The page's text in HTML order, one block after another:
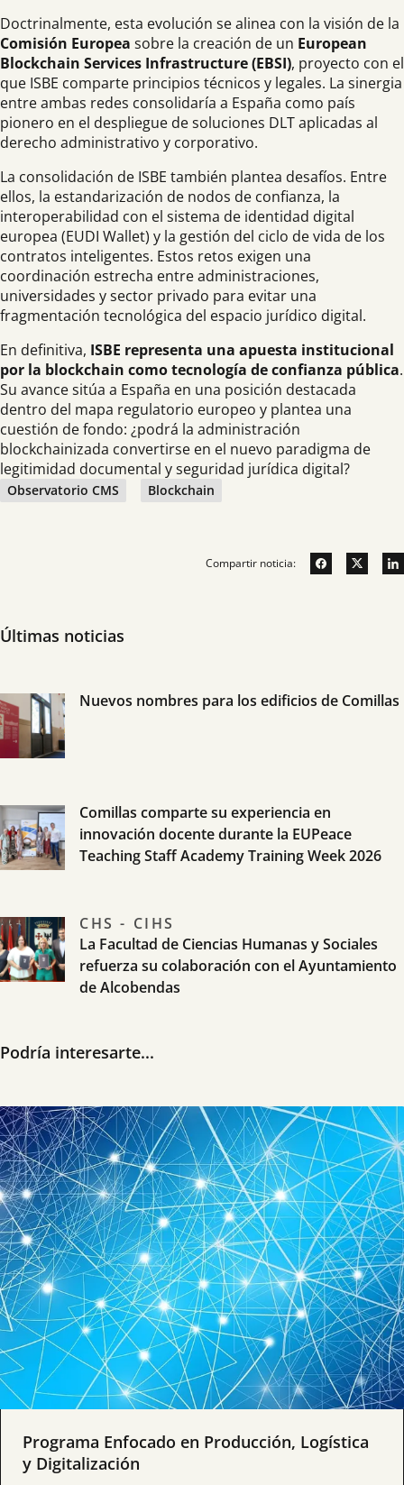
Doctrinalmente, esta evolución se alinea con la visión de la
Comisión Europea sobre la creación de un European
Blockchain Services Infrastructure (EBSI), proyecto con el
que ISBE comparte principios técnicos y legales. La sinergia
entre ambas redes consolidaría a España como país
pionero en el despliegue de soluciones DLT aplicadas al
derecho administrativo y corporativo.
La consolidación de ISBE también plantea desafíos. Entre
ellos, la estandarización de nodos de confianza, la
interoperabilidad con el sistema de identidad digital
europea (EUDI Wallet) y la gestión del ciclo de vida de los
contratos inteligentes. Estos retos exigen una
coordinación estrecha entre administraciones,
universidades y sector privado para evitar una
fragmentación tecnológica del espacio jurídico digital.
En definitiva, ISBE representa una apuesta institucional
por la blockchain como tecnología de confianza pública.
Su avance sitúa a España en una posición destacada
dentro del mapa regulatorio europeo y plantea una
cuestión de fondo: ¿podrá la administración
blockchainizada convertirse en el nuevo paradigma de
legitimidad documental y seguridad jurídica digital?
Observatorio CMS Blockchain
Compartir noticia:
Últimas noticias
Nuevos nombres para los edificios de Comillas
Comillas comparte su experiencia en
innovación docente durante la EUPeace
Teaching Staff Academy Training Week 2026
CHS - CIHS
La Facultad de Ciencias Humanas y Sociales
refuerza su colaboración con el Ayuntamiento
de Alcobendas
Podría interesarte...
Programa Enfocado en Producción, Logística
y Digitalización